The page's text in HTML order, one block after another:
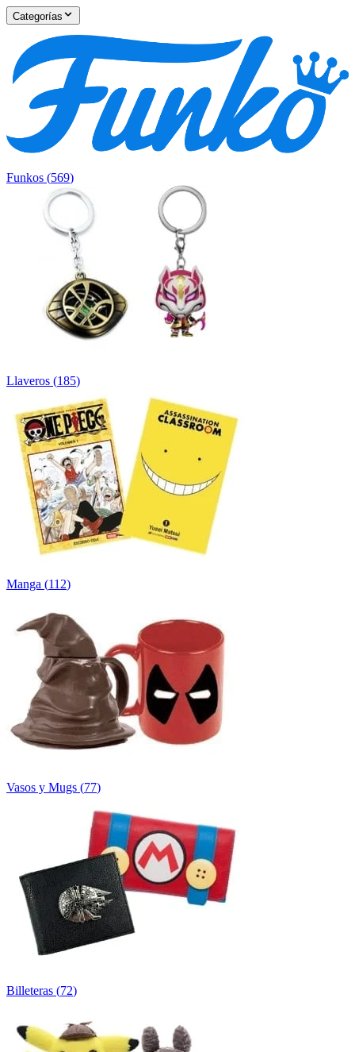
Categorías
Funkos (569)
Llaveros (185)
Manga (112)
Vasos y Mugs (77)
Billeteras (72)